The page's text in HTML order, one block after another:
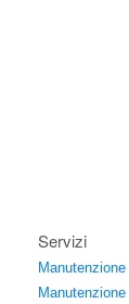
Servizi